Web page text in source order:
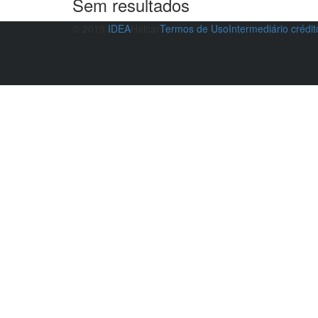
IDEA Termos de UsoIntermediário